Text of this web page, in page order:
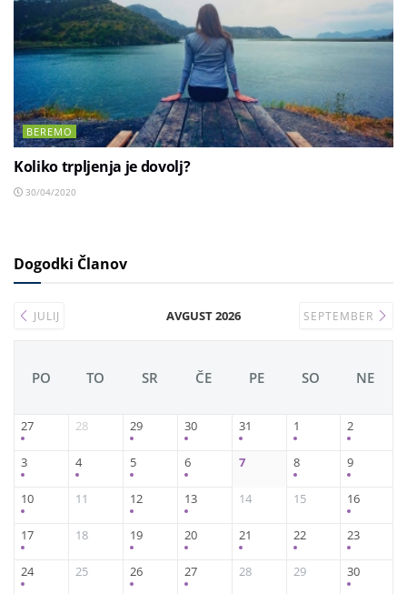
BEREMO
Koliko trpljenja je dovolj?
30/04/2020
Dogodki Članov
JULIJ AVGUST 2026 SEPTEMBER
PO TO SR ČE PE SO NE
27 28 29 30 31 1 2
3 4 5 6 7 8 9
10 11 12 13 14 15 16
17 18 19 20 21 22 23
24 25 26 27 28 29 30